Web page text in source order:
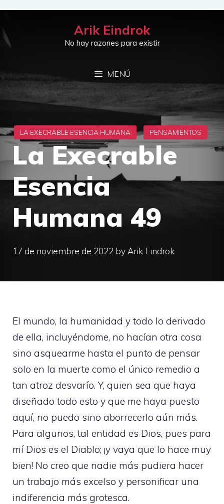
Saltar
contenido
Arik Eindrok
No hay razones para existir
MENÚ
La Execrable
Esencia
Humana 49
17 de noviembre de 2022 by Arik Eindrok
El mundo, la humanidad y todo lo derivado
de ella, incluyéndome, no hacían otra cosa
sino asquearme hasta el punto de pensar
solo en la muerte como el único remedio a
tan atroz desvarío. Y, quien sea que haya
diseñado todo esto y que me haya puesto
aquí, no puedo sino aborrecerlo aún más.
Para algunos, tal entidad es Dios, pues para
mí Dios es el Diablo; ¡y vaya que lo hace muy
bien! No creo que nadie más pudiera hacer
un trabajo más excelso y personificar una
indiferencia más grotesca.